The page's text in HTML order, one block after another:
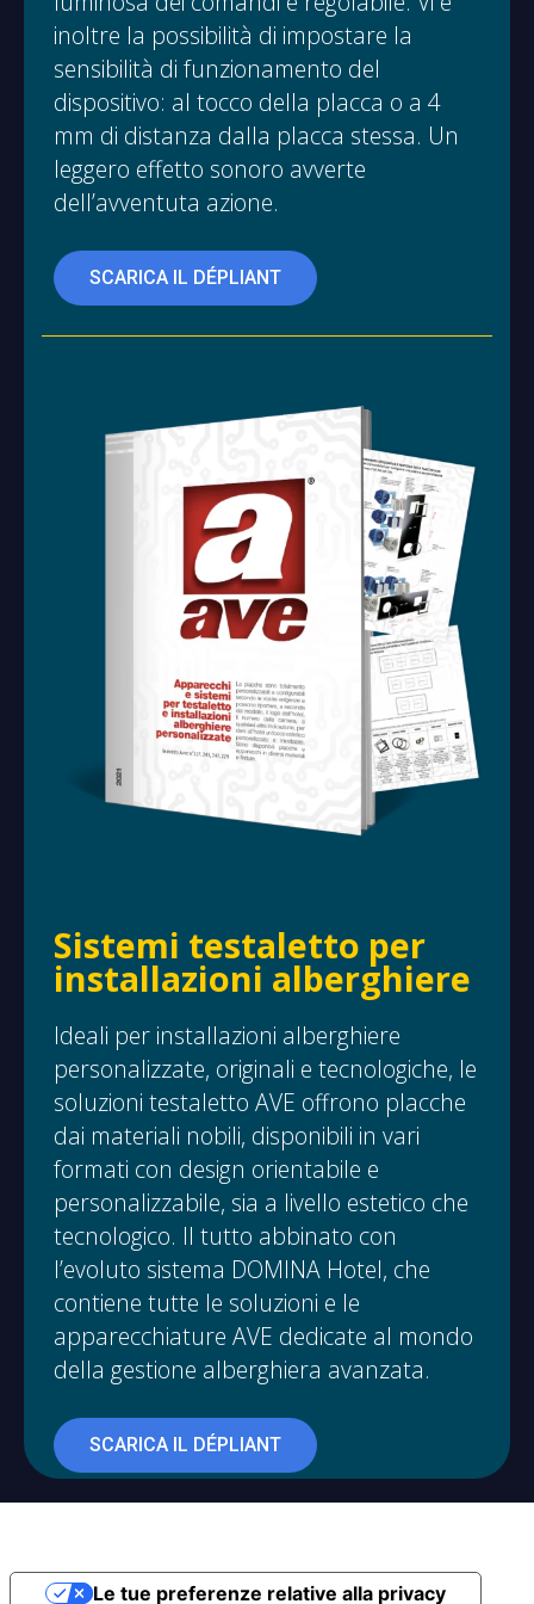
inoltre la possibilità di impostare la
sensibilità di funzionamento del
dispositivo: al tocco della placca o a 4
mm di distanza dalla placca stessa. Un
leggero effetto sonoro avverte
dell’avventuta azione.
SCARICA IL DÉPLIANT
Sistemi testaletto per
installazioni alberghiere
Ideali per installazioni alberghiere
personalizzate, originali e tecnologiche, le
soluzioni testaletto AVE offrono placche
dai materiali nobili, disponibili in vari
formati con design orientabile e
personalizzabile, sia a livello estetico che
tecnologico. Il tutto abbinato con
l’evoluto sistema DOMINA Hotel, che
contiene tutte le soluzioni e le
apparecchiature AVE dedicate al mondo
della gestione alberghiera avanzata.
SCARICA IL DÉPLIANT
Le tue preferenze relative alla privacy